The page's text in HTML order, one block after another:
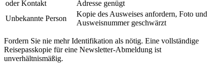
oder Kontakt
Adresse genügt
Unbekannte Person
Kopie des Ausweises anfordern, Foto und
Ausweisnummer geschwärzt
Fordern Sie nie mehr Identifikation als nötig. Eine vollständige
Reisepasskopie für eine Newsletter-Abmeldung ist
unverhältnismäßig.